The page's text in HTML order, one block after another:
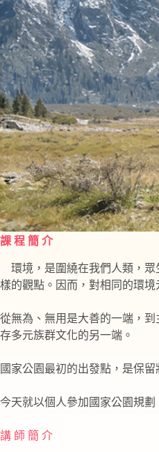
課 程 簡 介
環境，是圍繞在我們人類，眾
樣的觀點。因而，對相同的環
從無為、無用是大善的一端，
存多元族群文化的另一端。
國家公園最初的出發點，是保
今天就以個人參加國家公園規
講 師 簡 介